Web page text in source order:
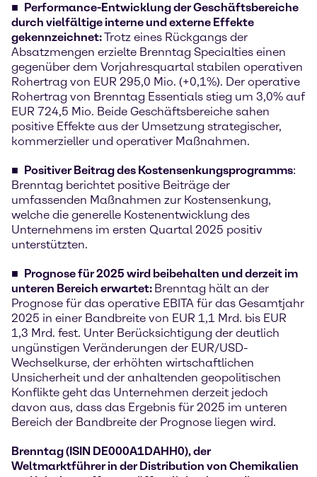
Performance-Entwicklung der Geschäftsbereiche
durch vielfältige interne und externe Effekte
gekennzeichnet:Trotz eines Rückgangs der
Absatzmengen erzielte Brenntag Specialties einen
gegenüber dem Vorjahresquartal stabilen operativen
Rohertrag von EUR 295,0 Mio. (+0,1%). Der operative
Rohertrag von Brenntag Essentials stieg um 3,0% auf
EUR 724,5 Mio. Beide Geschäftsbereiche sahen
positive Effekte aus der Umsetzung strategischer,
kommerzieller und operativer Maßnahmen.
Positiver Beitrag des Kostensenkungsprogramms:
Brenntag berichtet positive Beiträge der
umfassenden Maßnahmen zur Kostensenkung,
welche die generelle Kostenentwicklung des
Unternehmens im ersten Quartal 2025 positiv
unterstützten.
Prognose für 2025 wird beibehalten und derzeit im
unteren Bereich erwartet: Brenntag hält an der
Prognose für das operative EBITA für das Gesamtjahr
2025 in einer Bandbreite von EUR 1,1 Mrd. bis EUR
1,3 Mrd. fest. Unter Berücksichtigung der deutlich
ungünstigen Veränderungen der EUR/USD-
Wechselkurse, der erhöhten wirtschaftlichen
Unsicherheit und der anhaltenden geopolitischen
Konflikte geht das Unternehmen derzeit jedoch
davon aus, dass das Ergebnis für 2025 im unteren
Bereich der Bandbreite der Prognose liegen wird.
Brenntag (ISIN DE000A1DAHH0), der
Weltmarktführer in der Distribution von Chemikalien